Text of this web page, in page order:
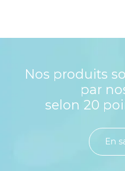
Nos produits
par
selon 20
En